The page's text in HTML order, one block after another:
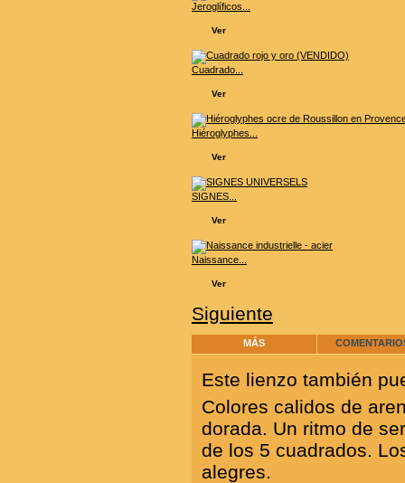
Jeroglíficos...
Ver
Cuadrado...
Ver
Hiéroglyphes...
Ver
SIGNES...
Ver
Naissance...
Ver
Siguiente
MÁS
Este lienzo también
Colores calidos de
dorada. Un ritmo de
de los 5 cuadrados.
alegres.